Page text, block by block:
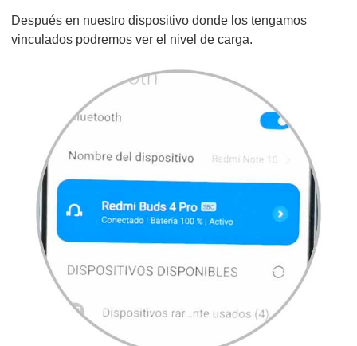
Después en nuestro dispositivo donde los tengamos
vinculados podremos ver el nivel de carga.